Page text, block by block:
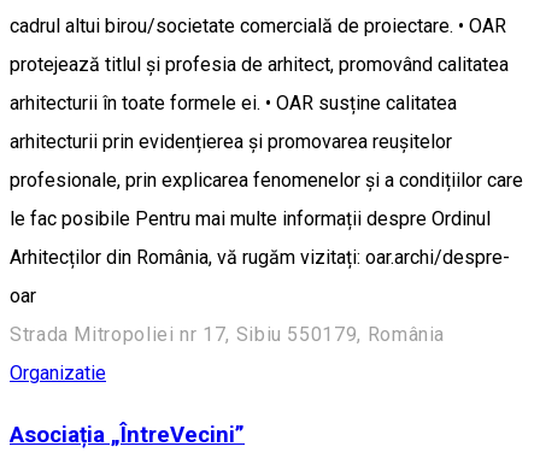
cadrul altui birou/societate comercială de proiectare. • OAR
protejează titlul și profesia de arhitect, promovând calitatea
arhitecturii în toate formele ei. • OAR susține calitatea
arhitecturii prin evidențierea și promovarea reușitelor
profesionale, prin explicarea fenomenelor și a condițiilor care
le fac posibile Pentru mai multe informații despre Ordinul
Arhitecților din România, vă rugăm vizitați: oar.archi/despre-
oar
Strada Mitropoliei nr 17, Sibiu 550179, România
Organizatie
Asociația „ÎntreVecini”